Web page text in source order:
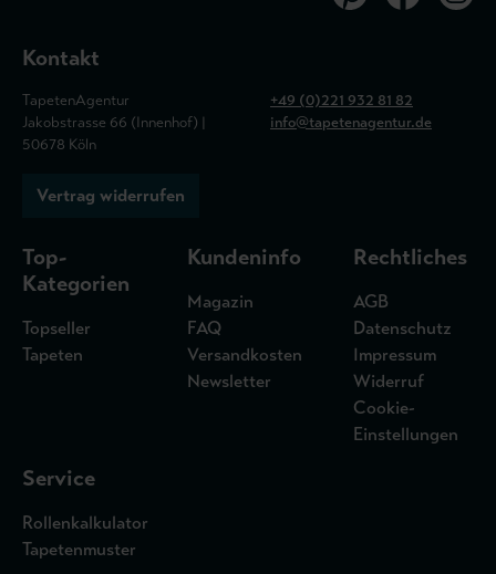
Kontakt
TapetenAgentur
Jakobstrasse 66 (Innenhof) |
50678 Köln
+49 (0)221 932 81 82
info@tapetenagentur.de
Vertrag widerrufen
Top-
Kategorien
Topseller
Tapeten
Kundeninfo
Magazin
FAQ
Versandkosten
Newsletter
Rechtliches
AGB
Datenschutz
Impressum
Widerruf
Cookie-
Einstellungen
Service
Rollenkalkulator
Tapetenmuster